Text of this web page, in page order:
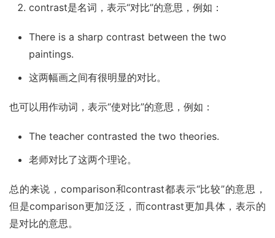
contrast是名词，表示“对比”的意思，例如：
There is a sharp contrast between the two
paintings.
这两幅画之间有很明显的对比。
也可以用作动词，表示“使对比”的意思，例如：
The teacher contrasted the two theories.
老师对比了这两个理论。
总的来说，comparison和contrast都表示“比较”的意思，
但是comparison更加泛泛，而contrast更加具体，表示的
是对比的意思。